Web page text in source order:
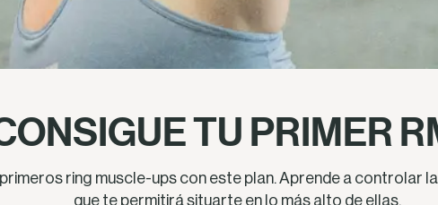
TU PRIMER
ring muscle-ups con este plan. Aprende a controlar
que te permitirá situarte en lo más alto de ellas.